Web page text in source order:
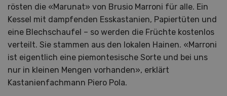
rösten die «Marunat» von Brusio Marroni für alle. Ein
Kessel mit dampfenden Esskastanien, Papiertüten und
eine Blechschaufel – so werden die Früchte kostenlos
verteilt. Sie stammen aus den lokalen Hainen. «Marroni
ist eigentlich eine piemontesische Sorte und bei uns
nur in kleinen Mengen vorhanden», erklärt
Kastanienfachmann Piero Pola.